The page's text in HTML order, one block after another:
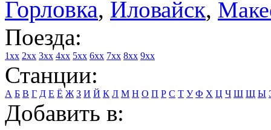
Горловка, Иловайск,
Поезда:
1xx 2xx 3xx 4xx 5xx 6xx 7xx 8xx 9xx
Станции:
А Б В Г Д Е Ё Ж З И Й К Л М Н О П Р С Т У Ф Х Ц Ч Ш Щ Ы
Добавить в: